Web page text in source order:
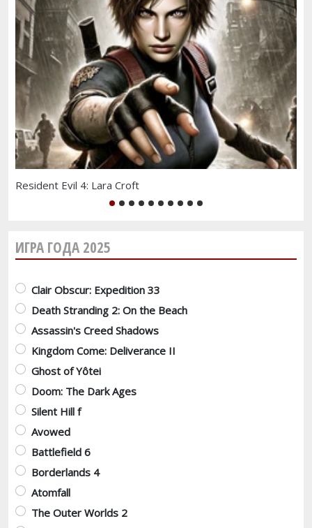
Resident Evil 4: Lara Croft
1 2 3
ИГРА ГОДА 2025
Варианты
Clair Obscur: Expedition 33
Death Stranding 2: On the Beach
Assassin's Creed Shadows
Kingdom Come: Deliverance II
Ghost of Yôtei
Doom: The Dark Ages
Silent Hill f
Avowed
Battlefield 6
Borderlands 4
Atomfall
The Outer Worlds 2